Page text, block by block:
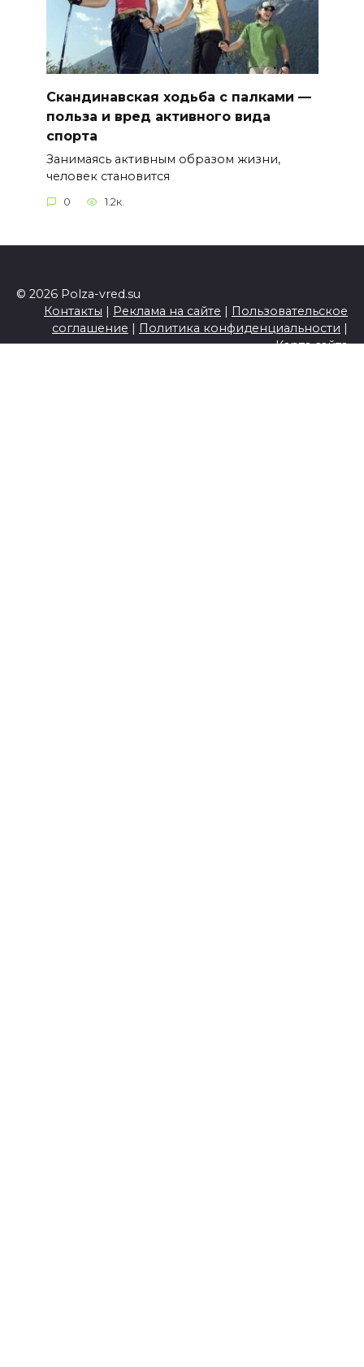
Скандинавская ходьба с палками —
польза и вред активного вида
спорта
Занимаясь активным образом жизни,
человек становится
0 1.2к.
© 2026 Polza-vred.su
Контакты | Реклама на сайте | Пользовательское
соглашение | Политика конфиденциальности |
Карта сайта